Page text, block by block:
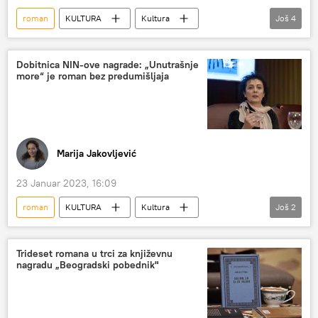
roman KULTURA
Kultura
Kultura – vesti
Geopoetika
knjiga
Književnost
Još 4
Dobitnica NIN-ove nagrade: „Unutrašnje
more“ je roman bez predumišljaja
Marija Jakovljević
23 Januar 2023, 16:09
roman KULTURA
Kultura
NIN-ova nagrada
Književnost
Još 2
Trideset romana u trci za književnu
nagradu „Beogradski pobednik"